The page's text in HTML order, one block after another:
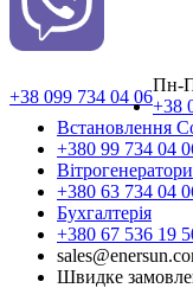
+38 099 734 04 06
Пн-
+38
Встановлення
+380 99 734 04
Вітрогенератори
+380 63 734 04
Бухгалтерія
+380 67 536 19
Швидке